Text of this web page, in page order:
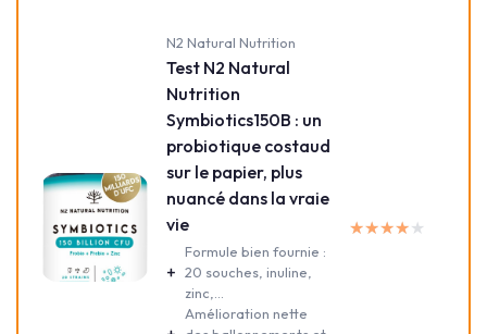
N2 Natural Nutrition
Test N2 Natural
Nutrition
Symbiotics150B : un
probiotique costaud
sur le papier, plus
nuancé dans la vraie
vie
+
Formule bien fournie :
20 souches, inuline,
zinc,...
Amélioration nette
★★★★★
★★★★★